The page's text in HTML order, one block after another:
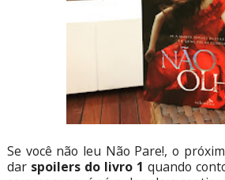
Se você não leu Não Pare!, o
darspoilers do livro 1 quando